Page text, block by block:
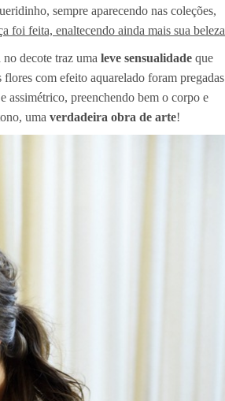
sempre aparecendo nas coleções,
foi feita, enaltecendo ainda mais sua beleza
decote traz uma leve sensualidade que
flores com efeito aquarelado foram pregadas
e assimétrico, preenchendo bem o corpo e
uma verdadeira obra de arte!